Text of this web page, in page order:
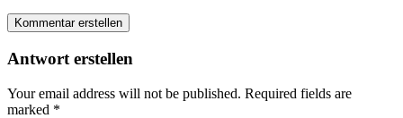
Kommentar erstellen
Antwort erstellen
Your email address will not be published. Required fields are
marked *